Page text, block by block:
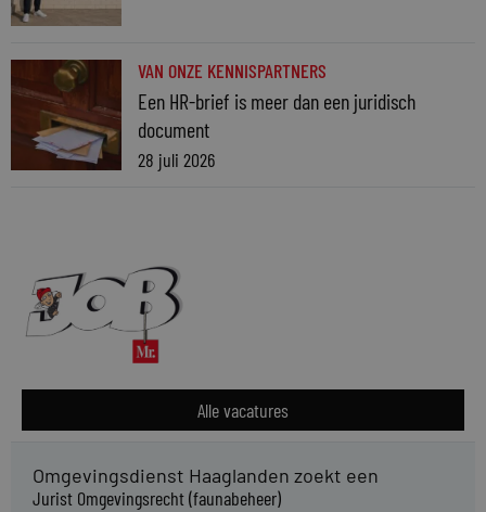
VAN ONZE KENNISPARTNERS
Een HR-brief is meer dan een juridisch
document
28 juli 2026
Alle vacatures
Omgevingsdienst Haaglanden zoekt een
Jurist Omgevingsrecht (faunabeheer)